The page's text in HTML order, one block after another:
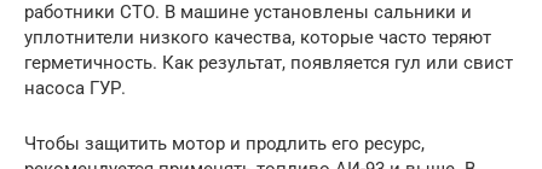
работники СТО. В машине установлены сальники и
уплотнители низкого качества, которые часто теряют
герметичность. Как результат, появляется гул или свист
насоса ГУР.
Чтобы защитить мотор и продлить его ресурс,